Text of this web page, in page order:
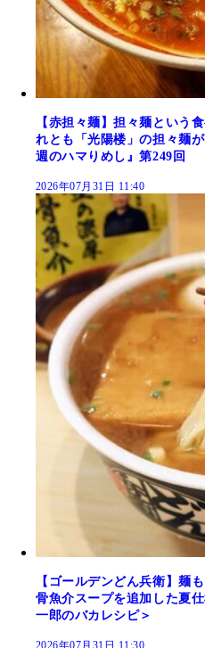
【赤担々麺】担々麺という
れとも「光陽楼」の担々麺
週のハマりめし』第249回
2026年07月31日 11:40
【ゴールデンどん兵衛】麺
骨魚介スープを追加した夏
一郎のバカレシピ＞
2026年07月31日 11:30